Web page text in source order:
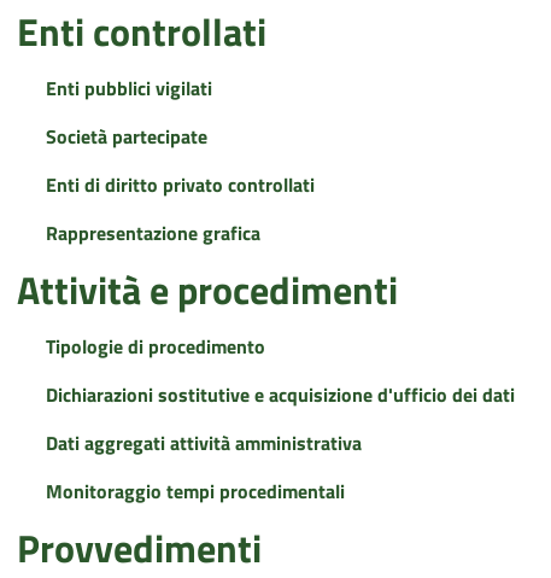
Enti controllati
Enti pubblici vigilati
Società partecipate
Enti di diritto privato controllati
Rappresentazione grafica
Attività e procedimenti
Tipologie di procedimento
Dichiarazioni sostitutive e acquisizione d'ufficio dei dati
Dati aggregati attività amministrativa
Monitoraggio tempi procedimentali
Provvedimenti